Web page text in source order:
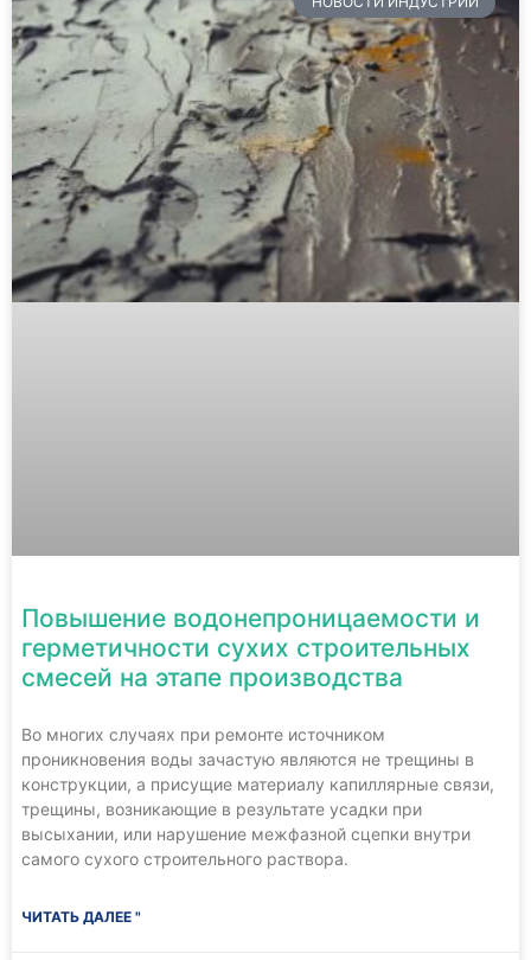
Повышение водонепроницаемости и
герметичности сухих строительных
смесей на этапе производства
Во многих случаях при ремонте источником
проникновения воды зачастую являются не трещины в
конструкции, а присущие материалу капиллярные связи,
трещины, возникающие в результате усадки при
высыхании, или нарушение межфазной сцепки внутри
самого сухого строительного раствора.
ЧИТАТЬ ДАЛЕЕ "